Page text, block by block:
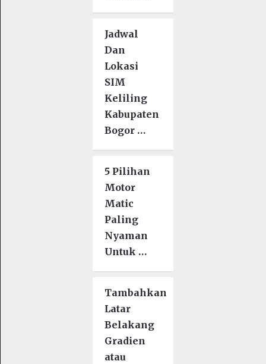
Jadwal
Dan
Lokasi
SIM
Keliling
Kabupaten
Bogor …
5 Pilihan
Motor
Matic
Paling
Nyaman
Untuk …
Tambahkan
Latar
Belakang
Gradien
atau